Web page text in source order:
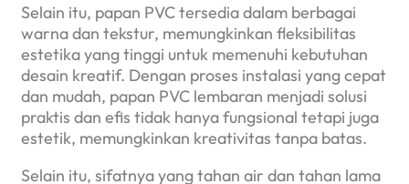
Selain itu, papan PVC tersedia dalam berbagai
warna dan tekstur, memungkinkan fleksibilitas
estetika yang tinggi untuk memenuhi kebutuhan
desain kreatif. Dengan proses instalasi yang cepat
dan mudah, papan PVC lembaran menjadi solusi
praktis dan efis tidak hanya fungsional tetapi juga
estetik, memungkinkan kreativitas tanpa batas.
Selain itu, sifatnya yang tahan air dan tahan lama